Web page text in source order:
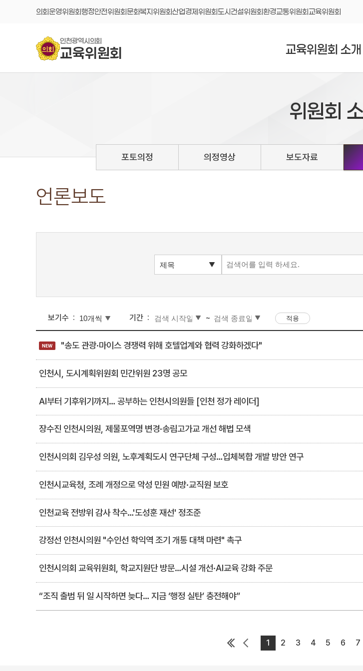
콘텐츠 바로가기
의회운영위원회행정안전위원회문화복지위원회산업경제위원회도시건설위원회환경교통위원회교육위원회
인천광역시의회
교육위원회 교육위원회 소개
위원회
포토의정 의정영상 보도자료
언론보도
보기수 기간 ~
"송도 관광·마이스 경쟁력 위해 호텔업계와 협력 강화하겠다"
인천시, 도시계획위원회 민간위원 23명 공모
AI부터 기후위기까지… 공부하는 인천시의원들 [인천 정가 레이더]
장수진 인천시의원, 제물포역명 변경·송림고가교 개선 해법 모색
인천시의회 김우성 의원, 노후계획도시 연구단체 구성…입체복합 개발 방안 연구
인천시교육청, 조례 개정으로 악성 민원 예방·교직원 보호
인천교육 전방위 감사 착수…'도성훈 재선' 정조준
강정선 인천시의원 "수인선 학익역 조기 개통 대책 마련" 촉구
인천시의회 교육위원회, 학교지원단 방문…시설 개선·AI교육 강화 주문
“조직 출범 뒤 일 시작하면 늦다… 지금 ‘행정 실탄’ 충전해야”
1 2 3 4 5 6 7